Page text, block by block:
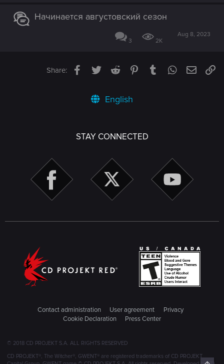
Начинается августовский сезон
3 2K
Aug 8, 2023
Share: Facebook
TwitterReddit PinterestTumblrWhatsApp
Email
English
STAY CONNECTED
Contact administration User agreement
Privacy
Cookie Declaration
Press Center
© 2018 CD PROJEKT S.A. ALL RIGHTS RESERVED
CD PROJEKT®, The Witcher®, GWENT® are registered trademarks of CD PROJEKT